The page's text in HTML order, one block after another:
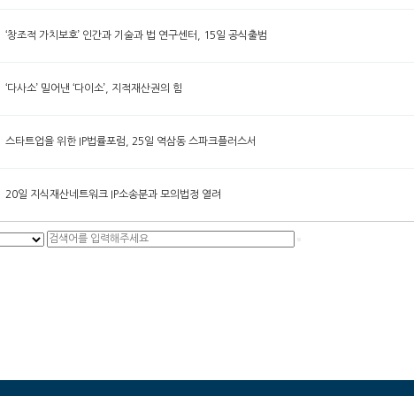
‘창조적 가치보호’ 인간과 기술과 법 연구센터, 15일 공식출범
‘다사소’ 밀어낸 ‘다이소’, 지적재산권의 힘
스타트업을 위한 IP법률포럼, 25일 역삼동 스파크플러스서
20일 지식재산네트워크 IP소송분과 모의법정 열려